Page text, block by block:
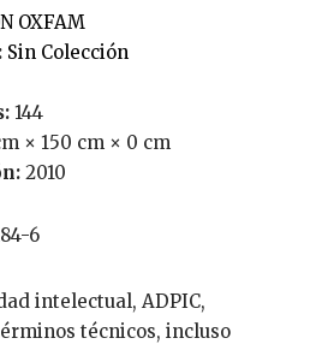
OXFAM
Sin Colección
144
× 150 cm × 0 cm
2010
6
técnicos, incluso